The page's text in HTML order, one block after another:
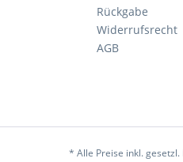
Rückgabe
Widerrufsrecht
AGB
* Alle Preise inkl.